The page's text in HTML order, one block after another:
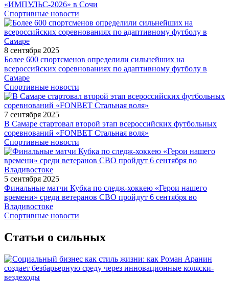
«ИМПУЛЬС-2026» в Сочи
Спортивные новости
8 сентября 2025
Более 600 спортсменов определили сильнейших на
всероссийских соревнованиях по адаптивному футболу в
Самаре
Спортивные новости
7 сентября 2025
В Самаре стартовал второй этап всероссийских футбольных
соревнований «FONBET Стальная воля»
Спортивные новости
5 сентября 2025
Финальные матчи Кубка по следж-хоккею «Герои нашего
времени» среди ветеранов СВО пройдут 6 сентября во
Владивостоке
Спортивные новости
Статьи о сильных